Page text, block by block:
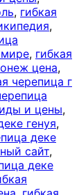
, гибкая
,
, гибкая
цена,
черепица г
и цены,
генуя,
деке
сайт,
деке